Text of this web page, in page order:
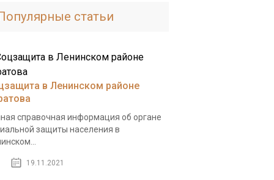
статьи
в Ленинском районе
справочная информация об органе
защиты населения в
19.11.2021